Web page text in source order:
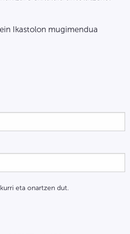
Ikastolon mugimendua
eta onartzen dut.